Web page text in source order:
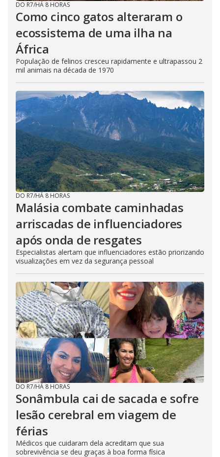
DO R7/HÁ 8 HORAS
Como cinco gatos alteraram o
ecossistema de uma ilha na
África
População de felinos cresceu rapidamente e ultrapassou 2
mil animais na década de 1970
DO R7/HÁ 8 HORAS
Malásia combate caminhadas
arriscadas de influenciadores
após onda de resgates
Especialistas alertam que influenciadores estão priorizando
visualizações em vez da segurança pessoal
DO R7/HÁ 8 HORAS
Sonâmbula cai de sacada e sofre
lesão cerebral em viagem de
férias
Médicos que cuidaram dela acreditam que sua
sobrevivência se deu graças à boa forma física